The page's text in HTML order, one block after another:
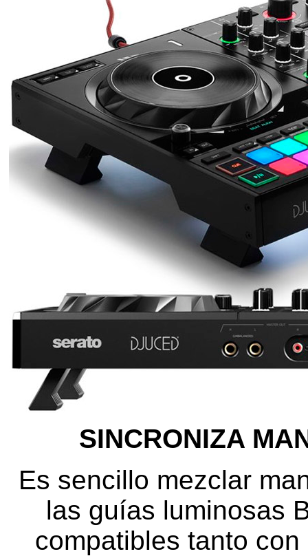
SINCRONIZA
Es sencillo mezclar
las guías luminosas
compatibles tanto